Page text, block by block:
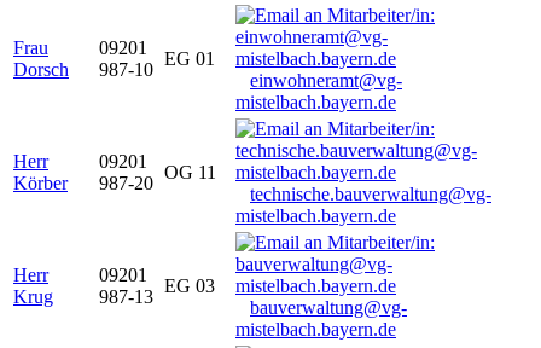
Frau
Dorsch
09201
987-10
EG 01
einwohneramt@vg-
mistelbach.bayern.de
Herr
Körber
09201
987-20
OG 11
technische.bauverwaltung@vg-
mistelbach.bayern.de
Herr
Krug
09201
987-13
EG 03
bauverwaltung@vg-
mistelbach.bayern.de